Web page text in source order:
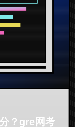
？gre网考